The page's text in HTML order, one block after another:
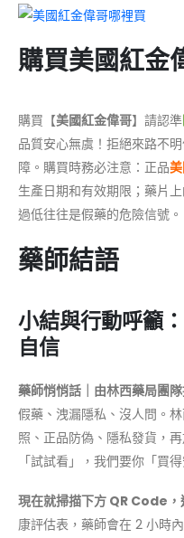
購買美國紅金
購買【美國紅金偉哥】請認準
品質安心無虞！拒絕來路不
障。購買時務必注意：正品
生產日期和有效期限；藥片
過低往往是假藥的危險信號。
藥師結語
小結與行動呼籲
自信
藥師悄悄話｜由林西藥局團隊
假藥、洩漏隱私、沒人問。
照、正品防偽、隱私發貨，
「試試看」，我們要你「買
現在就掃描下方 QR Code
康評估表，藥師會在 2 小時